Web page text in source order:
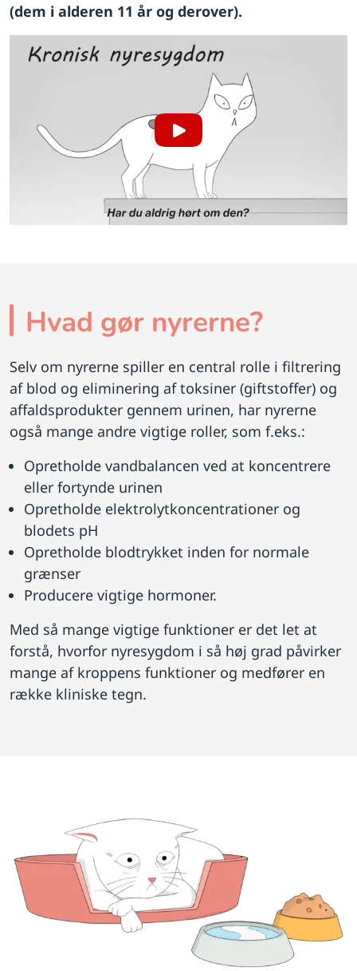
(dem i alderen 11 år og derover).
Hvad gør nyrerne?
Selv om nyrerne spiller en central rolle i filtrering
af blod og eliminering af toksiner (giftstoffer) og
affaldsprodukter gennem urinen, har nyrerne
også mange andre vigtige roller, som f.eks.:
Opretholde vandbalancen ved at koncentrere
eller fortynde urinen
Opretholde elektrolytkoncentrationer og
blodets pH
Opretholde blodtrykket inden for normale
grænser
Producere vigtige hormoner.
Med så mange vigtige funktioner er det let at
forstå, hvorfor nyresygdom i så høj grad påvirker
mange af kroppens funktioner og medfører en
række kliniske tegn.